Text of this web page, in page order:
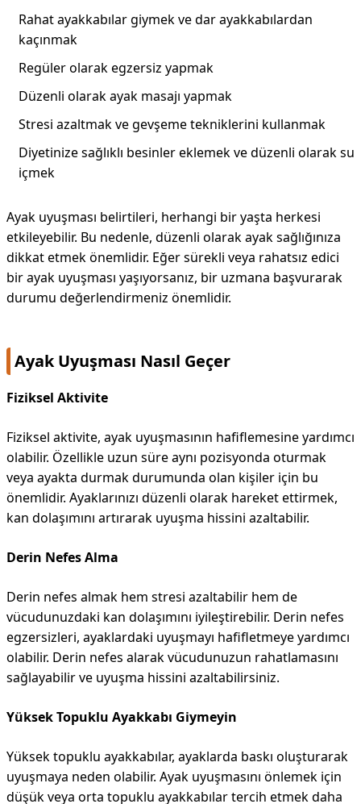
Rahat ayakkabılar giymek ve dar ayakkabılardan
kaçınmak
Regüler olarak egzersiz yapmak
Düzenli olarak ayak masajı yapmak
Stresi azaltmak ve gevşeme tekniklerini kullanmak
Diyetinize sağlıklı besinler eklemek ve düzenli olarak su
içmek
Ayak uyuşması belirtileri, herhangi bir yaşta herkesi
etkileyebilir. Bu nedenle, düzenli olarak ayak sağlığınıza
dikkat etmek önemlidir. Eğer sürekli veya rahatsız edici
bir ayak uyuşması yaşıyorsanız, bir uzmana başvurarak
durumu değerlendirmeniz önemlidir.
Ayak Uyuşması Nasıl Geçer
Fiziksel Aktivite
Fiziksel aktivite, ayak uyuşmasının hafiflemesine yardımcı
olabilir. Özellikle uzun süre aynı pozisyonda oturmak
veya ayakta durmak durumunda olan kişiler için bu
önemlidir. Ayaklarınızı düzenli olarak hareket ettirmek,
kan dolaşımını artırarak uyuşma hissini azaltabilir.
Derin Nefes Alma
Derin nefes almak hem stresi azaltabilir hem de
vücudunuzdaki kan dolaşımını iyileştirebilir. Derin nefes
egzersizleri, ayaklardaki uyuşmayı hafifletmeye yardımcı
olabilir. Derin nefes alarak vücudunuzun rahatlamasını
sağlayabilir ve uyuşma hissini azaltabilirsiniz.
Yüksek Topuklu Ayakkabı Giymeyin
Yüksek topuklu ayakkabılar, ayaklarda baskı oluşturarak
uyuşmaya neden olabilir. Ayak uyuşmasını önlemek için
düşük veya orta topuklu ayakkabılar tercih etmek daha